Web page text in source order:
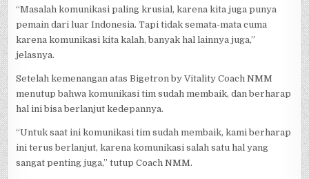
“Masalah komunikasi paling krusial, karena kita juga punya
pemain dari luar Indonesia. Tapi tidak semata-mata cuma
karena komunikasi kita kalah, banyak hal lainnya juga,”
jelasnya.
Setelah kemenangan atas Bigetron by Vitality Coach NMM
menutup bahwa komunikasi tim sudah membaik, dan berharap
hal ini bisa berlanjut kedepannya.
“Untuk saat ini komunikasi tim sudah membaik, kami berharap
ini terus berlanjut, karena komunikasi salah satu hal yang
sangat penting juga,” tutup Coach NMM.